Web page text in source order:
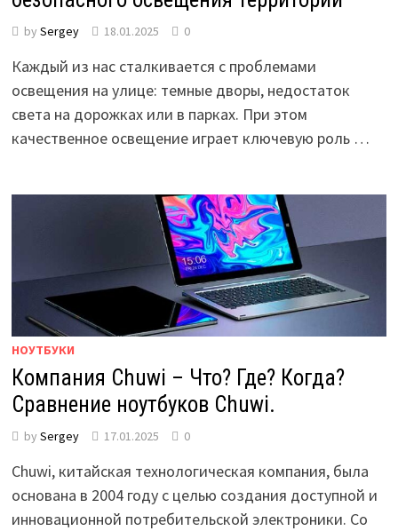
by Sergey 18.01.2025 0
Каждый из нас сталкивается с проблемами
освещения на улице: темные дворы, недостаток
света на дорожках или в парках. При этом
качественное освещение играет ключевую роль …
НОУТБУКИ
Компания Chuwi – Что? Где? Когда?
Сравнение ноутбуков Chuwi.
by Sergey 17.01.2025 0
Chuwi, китайская технологическая компания, была
основана в 2004 году с целью создания доступной и
инновационной потребительской электроники. Со